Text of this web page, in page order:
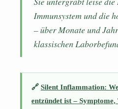
Immunsystem und die
– über Monate und
klassischen
🔗Silent Inflammation:
entzündet ist – Symptome,